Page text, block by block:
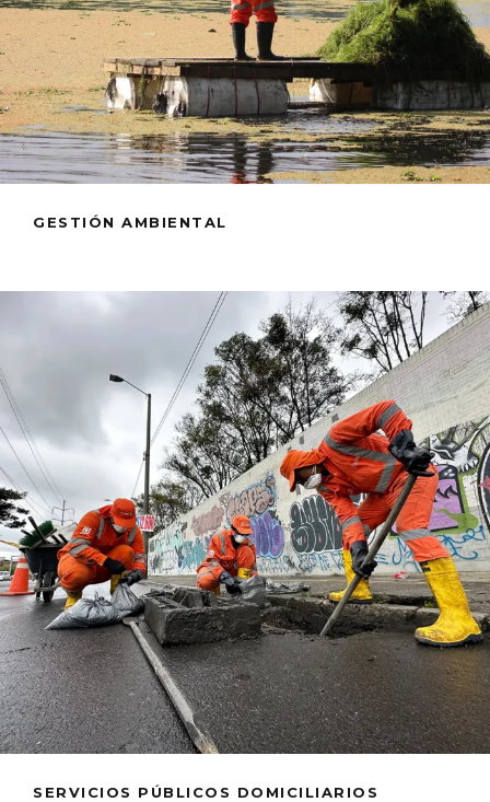
GESTIÓN AMBIENTAL
SERVICIOS PÚBLICOS DOMICILIARIOS